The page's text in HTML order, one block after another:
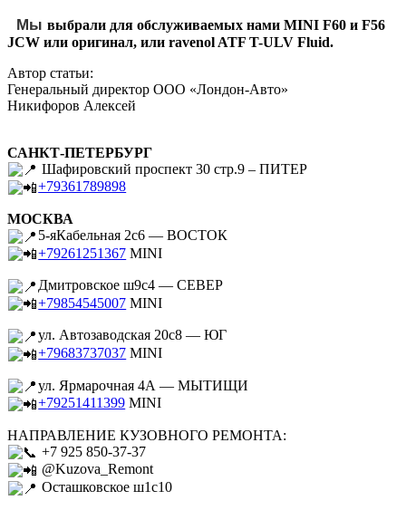
Мы выбрали для обслуживаемых нами MINI F60 и F56
JCW или оригинал, или ravenol ATF T-ULV Fluid.
Автор статьи:
Генеральный директор ООО «Лондон-Авто»
Никифоров Алексей
САНКТ-ПЕТЕРБУРГ
Шафировский проспект 30 стр.9 – ПИТЕР
+79361789898
МОСКВА
5-яКабельная 2с6 — ВОСТОК
+79261251367 MINI
Дмитровское ш9с4 — СЕВЕР
+79854545007 MINI
ул. Автозаводская 20с8 — ЮГ
+79683737037 MINI
ул. Ярмарочная 4А — МЫТИЩИ
+79251411399 MINI
НАПРАВЛЕНИЕ КУЗОВНОГО РЕМОНТА:
+7 925 850-37-37
@Kuzova_Remont
Осташковское ш1с10